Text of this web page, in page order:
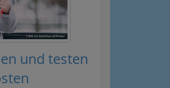
und testen